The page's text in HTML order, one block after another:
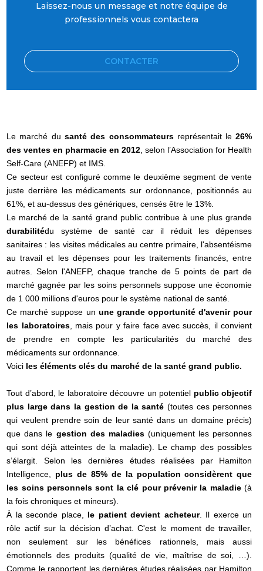
Laissez-nous un message et notre équipe de
professionnels vous contactera
CONTACTER
Le marché du santé des consommateursreprésentait le26%
des ventes en pharmacie en 2012 , selon l’Association for Health
Self-Care (ANEFP) et IMS.
Ce secteur est configuré comme le deuxième segment de vente
juste derrière les médicaments sur ordonnance, positionnés au
61%, et au-dessus des génériques, censés être le 13%.
Le marché de la santé grand public contribue à une plus grande
durabilitédu système de santé car il réduit les dépenses
sanitaires : les visites médicales au centre primaire, l'absentéisme
au travail et les dépenses pour les traitements financés, entre
autres. Selon l'ANEFP, chaque tranche de 5 points de part de
marché gagnée par les soins personnels suppose une économie
de 1 000 millions d'euros pour le système national de santé.
Ce marché suppose un une grande opportunité d'avenir pour
les laboratoires, mais pour y faire face avec succès, il convient
de prendre en compte les particularités du marché des
médicaments sur ordonnance.
Voici les éléments clés du marché de la santé grand public.
Tout d’abord, le laboratoire découvre un potentiel public objectif
plus large dans la gestion de la santé (toutes ces personnes
qui veulent prendre soin de leur santé dans un domaine précis)
que dans le gestion des maladies(uniquement les personnes
qui sont déjà atteintes de la maladie). Le champ des possibles
s’élargit. Selon les dernières études réalisées par Hamilton
Intelligence, plus de 85% de la population considèrent que
les soins personnels sont la clé pour prévenir la maladie(à
la fois chroniques et mineurs).
À la seconde place, le patient devient acheteur. Il exerce un
rôle actif sur la décision d’achat. C'est le moment de travailler,
non seulement sur les bénéfices rationnels, mais aussi
émotionnels des produits (qualité de vie, maîtrise de soi, …).
Comme le rapportent les dernières études réalisées par Hamilton